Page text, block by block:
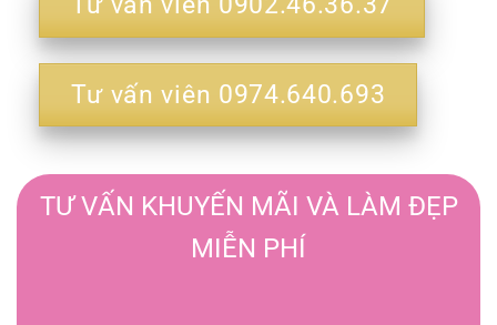
Tư vấn viên 0974.640.693
TƯ VẤN KHUYẾN MÃI VÀ LÀM ĐẸP
MIỄN PHÍ